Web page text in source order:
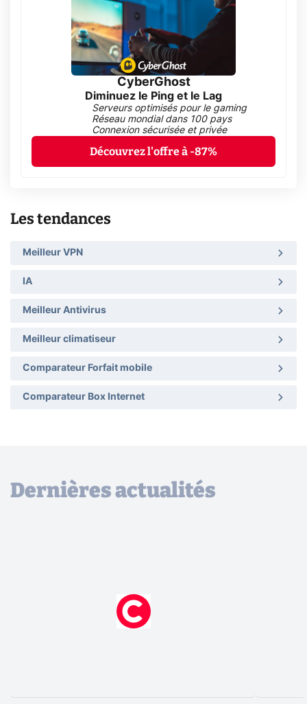
CyberGhost
Diminuez le Ping et le Lag
Serveurs optimisés pour le gaming
Réseau mondial dans 100 pays
Connexion sécurisée et privée
Découvrez l'offre à -87%
Les tendances
Meilleur VPN
IA
Meilleur Antivirus
Meilleur climatiseur
Comparateur Forfait mobile
Comparateur Box Internet
Dernières actualités